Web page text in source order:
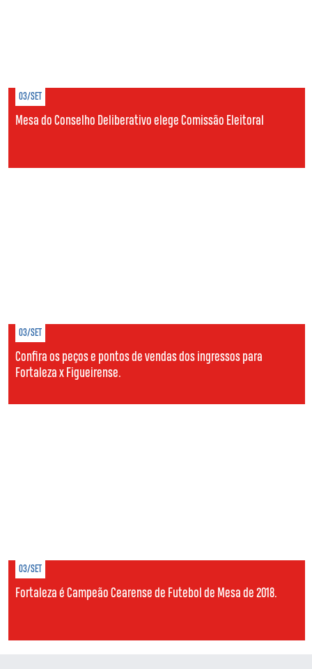
03/SET
Mesa do Conselho Deliberativo elege Comissão Eleitoral
03/SET
Confira os peços e pontos de vendas dos ingressos para
Fortaleza x Figueirense.
03/SET
Fortaleza é Campeão Cearense de Futebol de Mesa de 2018.